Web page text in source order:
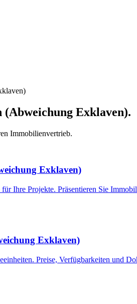
Exklaven).
Immobilienvertrieb.
Exklaven)
Ihre Projekte. Präsentieren Sie
Exklaven)
Preise, Verfügbarkeiten und